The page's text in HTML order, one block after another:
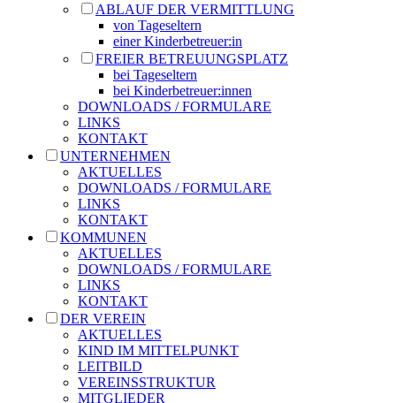
ABLAUF DER VERMITTLUNG
von Tageseltern
einer Kinderbetreuer:in
FREIER BETREUUNGSPLATZ
bei Tageseltern
bei Kinderbetreuer:innen
DOWNLOADS / FORMULARE
LINKS
KONTAKT
UNTERNEHMEN
AKTUELLES
DOWNLOADS / FORMULARE
LINKS
KONTAKT
KOMMUNEN
AKTUELLES
DOWNLOADS / FORMULARE
LINKS
KONTAKT
DER VEREIN
AKTUELLES
KIND IM MITTELPUNKT
LEITBILD
VEREINSSTRUKTUR
MITGLIEDER